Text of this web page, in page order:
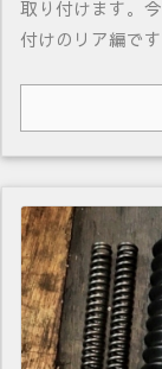
取り付けます。
付けのリア編で